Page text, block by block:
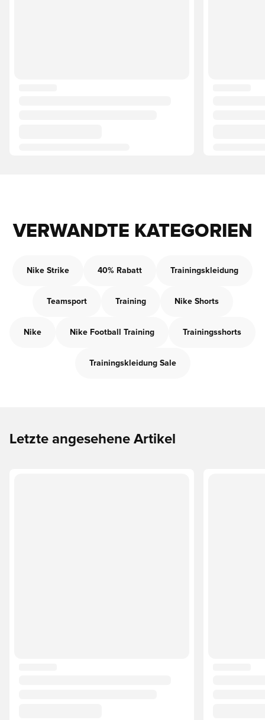
VERWANDTE KATEGORIEN
Nike Strike 40% Rabatt Trainingskleidung
Teamsport Training Nike Shorts
Nike Nike Football Training Trainingsshorts
Trainingskleidung Sale
Letzte angesehene Artikel